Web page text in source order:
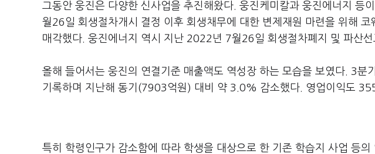
그동안 웅진은 다양한 신사업을 추진해왔다. 웅진케미칼과 웅진에너지 등
월26일 회생절차개시 결정 이후 회생채무에 대한 변제재원 마련을 위해
매각했다. 웅진에너지 역시 지난 2022년 7월26일 회생절차폐지 및 파산선
올해 들어서는 웅진의 연결기준 매출액도 역성장 하는 모습을 보였다. 3분
기록하며 지난해 동기(7903억원) 대비 약 3.0% 감소했다. 영업이익도
특히 학령인구가 감소함에 따라 학생을 대상으로 한 기존 학습지 사업 등의